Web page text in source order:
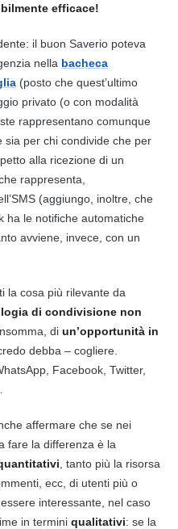
efficace!
il buon Saverio poteva
nella bacheca
(posto che quest’ultimo
privato (o con modalità
rappresentano comunque
sia per chi condivide che per
alla ricezione di un
rappresenta,
(aggiungo, inoltre, che
ha le notifiche automatiche
avviene, invece, con un
la cosa più rilevante da
di condivisione non
di un’opportunità in
debba – cogliere.
Facebook, Twitter,
affermare che se nei
fare la differenza è la
, tanto più la risorsa
ecc, di utenti più o
interessante, nel caso
in termini qualitativi: se la